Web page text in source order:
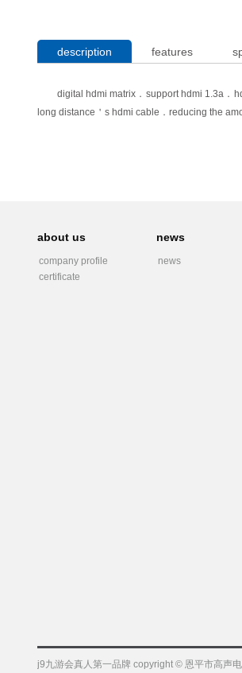
description features
digital hdmi matrix．support hdmi 1.3a．
long distance＇s hdmi cable．reducing the
about us
company profile
certificate
news
news
j9九游会真人第一品牌 copyright © 恩平市高声